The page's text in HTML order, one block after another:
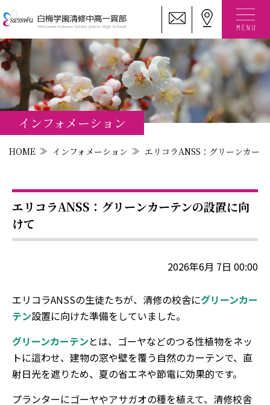
インフォメーション
HOME インフォメーション エリコラANSS：グリーンカー
エリコラANSS：グリーンカーテンの設置に向
けて
2026年6月 7日 00:00
エリコラANSSの生徒たちが、清修の校舎にグリーンカー
テン設置に向けた準備をしていました。
グリーンカーテンとは、ゴーヤなどのつる性植物をネッ
トに這わせ、建物の窓や壁を覆う自然のカーテンで、直
射日光を遮りため、夏の省エネや節電に効果的です。
プランターにゴーヤやアサガオの種を植えて、清修校舎